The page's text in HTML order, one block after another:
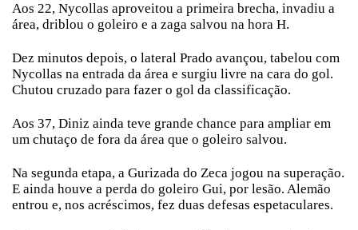
Aos 22, Nycollas aproveitou a primeira brecha, invadiu a
área, driblou o goleiro e a zaga salvou na hora H.
Dez minutos depois, o lateral Prado avançou, tabelou com
Nycollas na entrada da área e surgiu livre na cara do gol.
Chutou cruzado para fazer o gol da classificação.
Aos 37, Diniz ainda teve grande chance para ampliar em
um chutaço de fora da área que o goleiro salvou.
Na segunda etapa, a Gurizada do Zeca jogou na superação.
E ainda houve a perda do goleiro Gui, por lesão. Alemão
entrou e, nos acréscimos, fez duas defesas espetaculares.